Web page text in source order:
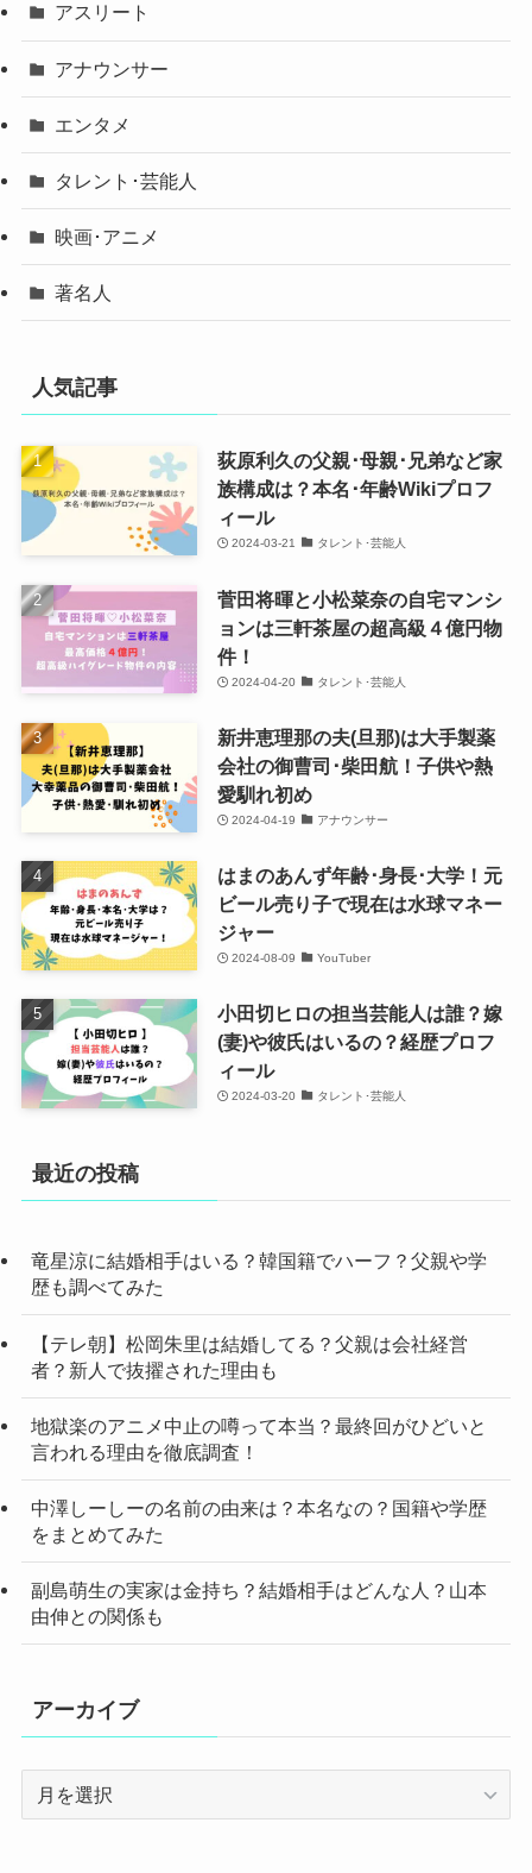
アスリート
アナウンサー
エンタメ
タレント･芸能人
映画･アニメ
著名人
人気記事
荻原利久の父親･母親･兄弟など家
族構成は？本名･年齢Wikiプロフ
ィール
2024-03-21 タレント･芸能人
菅田将暉と小松菜奈の自宅マンシ
ョンは三軒茶屋の超高級４億円物
件！
2024-04-20 タレント･芸能人
新井恵理那の夫(旦那)は大手製薬
会社の御曹司･柴田航！子供や熱
愛馴れ初め
2024-04-19 アナウンサー
はまのあんず年齢･身長･大学！元
ビール売り子で現在は水球マネー
ジャー
2024-08-09 YouTuber
小田切ヒロの担当芸能人は誰？嫁
(妻)や彼氏はいるの？経歴プロフ
ィール
2024-03-20 タレント･芸能人
最近の投稿
竜星涼に結婚相手はいる？韓国籍でハーフ？父親や学
歴も調べてみた
【テレ朝】松岡朱里は結婚してる？父親は会社経営
者？新人で抜擢された理由も
地獄楽のアニメ中止の噂って本当？最終回がひどいと
言われる理由を徹底調査！
中澤しーしーの名前の由来は？本名なの？国籍や学歴
をまとめてみた
副島萌生の実家は金持ち？結婚相手はどんな人？山本
由伸との関係も
アーカイブ